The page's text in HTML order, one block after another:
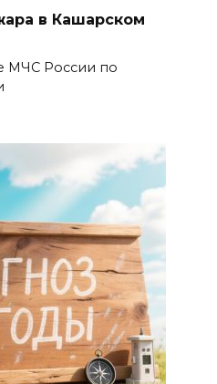
в Кашарском
МЧС России по